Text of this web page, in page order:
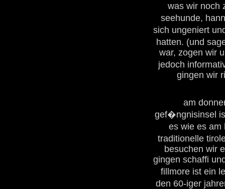
was wir noch
seehunde,
sich ungeniert
hatten. (und
war, zogen wir
jedoch
gingen wir
am
gef�ngnisinsel
es wie es
traditionelle
besuchen wir
gingen schaffi
fillmore ist ein
den 60-iger